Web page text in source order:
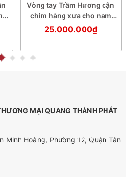
Vòng tay Trầm Hương cận
chìm hàng xưa cho nam
(size trung)
25.000.000₫
MẠI QUANG THÀNH PHÁT
Minh Hoàng, Phường 12, Quận Tân